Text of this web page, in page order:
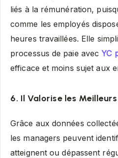
liés à la rémunération,
comme les employés
heures travaillées. Elle
processus de paie avecYC
efficace et moins sujet aux
6. Il Valorise les
Grâce aux données
les managers peuvent
atteignent ou dépassent